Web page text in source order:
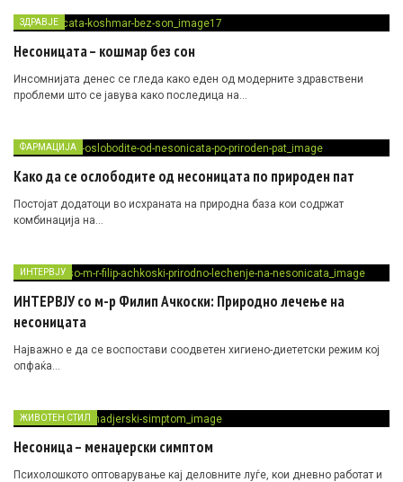
ЗДРАВЈЕ
Несоницата – кошмар без сон
Инсомнијата денес се гледа како еден од модерните здравствени
проблеми што се јавува како последица на…
ФАРМАЦИЈА
Како да се ослободите од несоницата по природен пат
Постојат додатоци во исхраната на природна база кои содржат
комбинација на…
ИНТЕРВЈУ
ИНТЕРВЈУ со м-р Филип Ачкоски: Природно лечење на
несоницата
Најважно е да се воспостави соодветен хигиено-диететски режим кој
опфаќа…
ЖИВОТЕН СТИЛ
Несоница – менаџерски симптом
Психолошкото оптоварување кај деловните луѓе, кои дневно работат и